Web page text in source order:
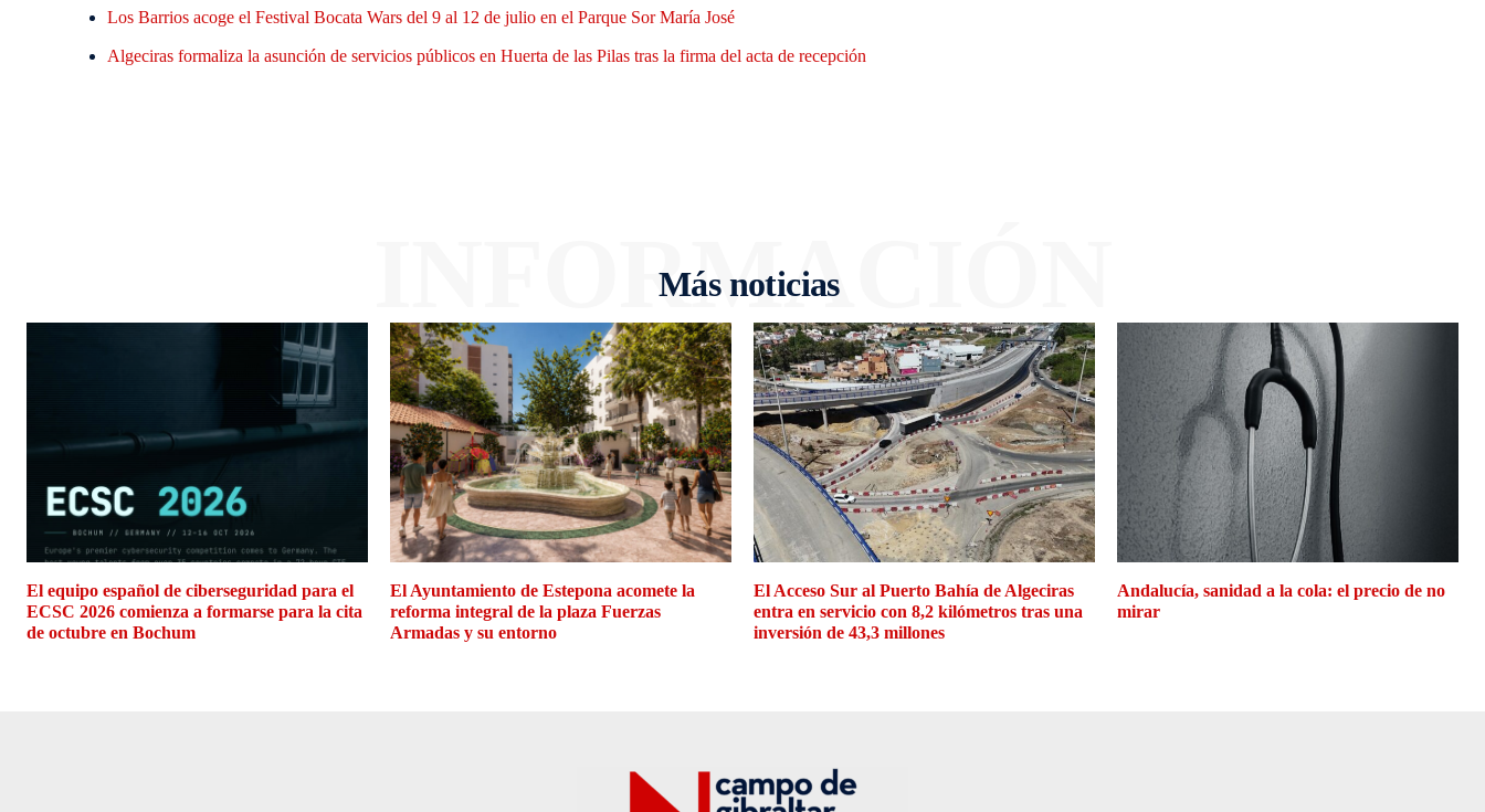
Los Barrios acoge el Festival Bocata Wars del 9 al 12 de julio en el Parque Sor María José
Algeciras formaliza la asunción de servicios públicos en Huerta de las Pilas tras la firma del acta de recepción
Más noticias
INFORMACIÓN
El equipo español de ciberseguridad para el
ECSC 2026 comienza a formarse para la cita
de octubre en Bochum
El Ayuntamiento de Estepona acomete la
reforma integral de la plaza Fuerzas
Armadas y su entorno
El Acceso Sur al Puerto Bahía de Algeciras
entra en servicio con 8,2 kilómetros tras una
inversión de 43,3 millones
Andalucía, sanidad a la cola: el precio de no
mirar